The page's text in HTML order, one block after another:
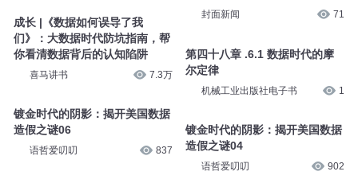
成长 |《数据如何误导了我
们》：大数据时代防坑指南，帮
你看清数据背后的认知陷阱
喜马讲书 7.3万
镀金时代的阴影：揭开美国数据
造假之谜06
语哲爱叨叨 837
封面新闻 71
第四十八章 .6.1 数据时代的摩
尔定律
机械工业出版社电子书 1
镀金时代的阴影：揭开美国数据
造假之谜04
语哲爱叨叨 902